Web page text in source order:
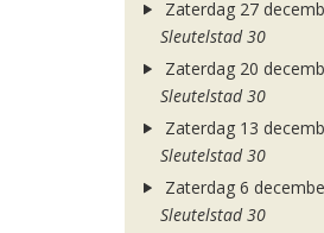
Zaterdag 27
Sleutelstad 30
Zaterdag 20
Sleutelstad 30
Zaterdag 13
Sleutelstad 30
Zaterdag 6
Sleutelstad 30